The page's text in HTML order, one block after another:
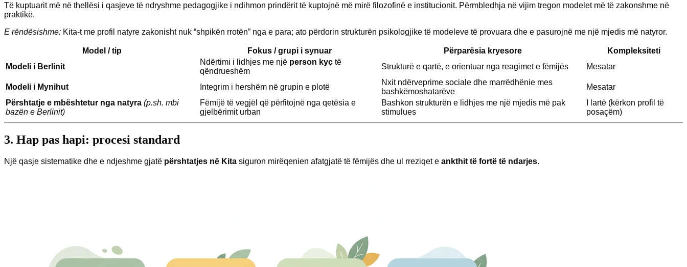
Të kuptuarit më në thellësi i qasjeve të ndryshme pedagogjike i ndihmon prindërit të kuptojnë më mirë filozofinë e institucionit. Përmbledhja në vijim tregon modelet më të zakonshme në
praktikë.
E rëndësishme: Kita-t me profil natyre zakonisht nuk “shpikën rrotën” nga e para; ato përdorin strukturën psikologjike të modeleve të provuara dhe e pasurojnë me një mjedis më natyror.
Model / tip Fokus / grupi i synuar Përparësia kryesore
Kompleksiteti
Modeli i Berlinit
Ndërtimi i lidhjes me një person kyç të
qëndrueshëm
Strukturë e qartë, e orientuar nga reagimet e fëmijës Mesatar
Modeli i Mynihut Integrim i hershëm në grupin e plotë
Nxit ndërveprime sociale dhe marrëdhënie mes
bashkëmoshatarëve
Mesatar
Përshtatje e mbështetur nga natyra (p.sh. mbi
bazën e Berlinit)
Fëmijë të vegjël që përfitojnë nga qetësia e
gjelbërimit urban
Bashkon strukturën e lidhjes me një mjedis më pak
stimulues
I lartë (kërkon profil të
posaçëm)
3. Hap pas hapi: procesi standard
Një qasje sistematike dhe e ndjeshme gjatë përshtatjes në Kita siguron mirëqenien afatgjatë të fëmijës dhe ul rreziqet e ankthit të fortë të ndarjes.